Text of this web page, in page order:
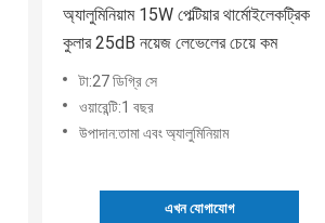
অ্যালুমিনিয়াম 15W পেল্টিয়ার থার্মোইলেকট্রিক
কুলার 25dB নয়েজ লেভেলের চেয়ে কম
টা:27 ডিগ্রি সে
ওয়ারেন্টি:1 বছর
উপাদান:তামা এবং অ্যালুমিনিয়াম
এখন যোগাযোগ